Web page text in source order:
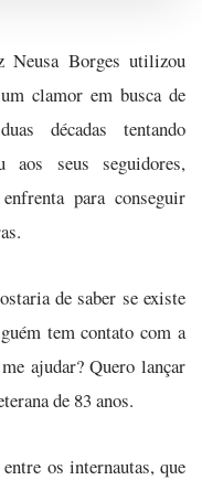
Neusa Borges utilizou
clamor em busca de
décadas tentando
seus seguidores,
para conseguir
de saber se existe
tem contato com a
ajudar? Quero lançar
de 83 anos.
os internautas, que